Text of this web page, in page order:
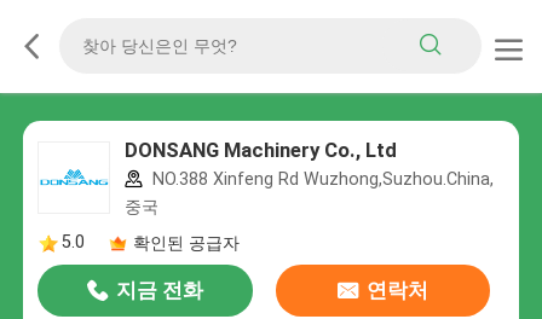
DONSANG Machinery Co., Ltd
NO.388 Xinfeng Rd Wuzhong,Suzhou.China,
중국
5.0
확인된 공급자
지금 전화 연락처